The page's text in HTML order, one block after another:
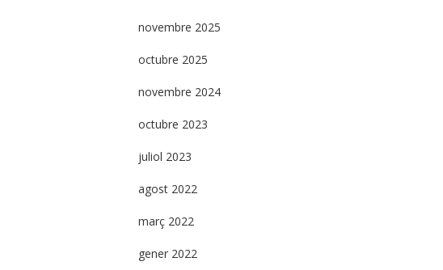
novembre 2025
octubre 2025
novembre 2024
octubre 2023
juliol 2023
agost 2022
març 2022
gener 2022